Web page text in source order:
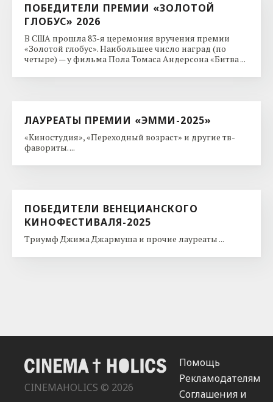
ПОБЕДИТЕЛИ ПРЕМИИ «ЗОЛОТОЙ
ГЛОБУС» 2026
В США прошла 83-я церемония вручения премии
«Золотой глобус». Наибольшее число наград (по
четыре) — у фильма Пола Томаса Андерсона «Битва ...
ЛАУРЕАТЫ ПРЕМИИ «ЭММИ-2025»
«Киностудия», «Переходный возраст» и другие тв-
фавориты. ...
ПОБЕДИТЕЛИ ВЕНЕЦИАНСКОГО
КИНОФЕСТИВАЛЯ-2025
Триумф Джима Джармуша и прочие лауреаты ...
CINEMAHOLICS © 2026
Помощь
Рекламодателям
Соглашения и